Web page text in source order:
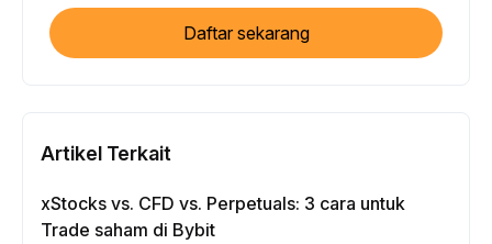
Daftar sekarang
Artikel Terkait
xStocks vs. CFD vs. Perpetuals: 3 cara untuk
Trade saham di Bybit